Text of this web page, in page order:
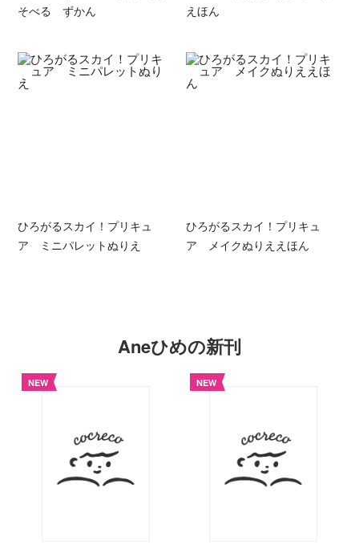
そべる ずかん
えほん
ひろがるスカイ！プリキュ
ア ミニパレットぬりえ
ひろがるスカイ！プリキュ
ア メイクぬりええほん
Aneひめの新刊
NEW NEW